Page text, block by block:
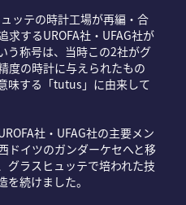
ッテの時計工場が再編・合
するUROFA社・UFAG社が
う称号は、当時この2社がグ
度の時計に与えられたもの
味する「tutus」に由来して
社・UFAG社の主要メン
ドイツのガンダーケセへと移
グラスヒュッテで培われた技
続けました。